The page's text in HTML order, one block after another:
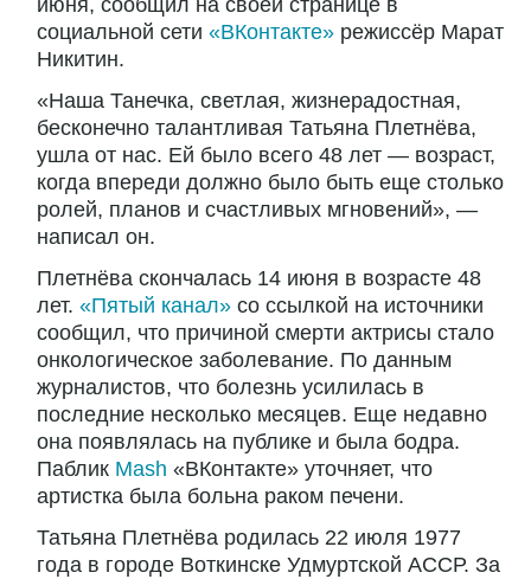
июня, сообщил на своей странице в
социальной сети «ВКонтакте» режиссёр Марат
Никитин.
«Наша Танечка, светлая, жизнерадостная,
бесконечно талантливая Татьяна Плетнёва,
ушла от нас. Ей было всего 48 лет — возраст,
когда впереди должно было быть еще столько
ролей, планов и счастливых мгновений», —
написал он.
Плетнёва скончалась 14 июня в возрасте 48
лет. «Пятый канал» со ссылкой на источники
сообщил, что причиной смерти актрисы стало
онкологическое заболевание. По данным
журналистов, что болезнь усилилась в
последние несколько месяцев. Еще недавно
она появлялась на публике и была бодра.
Паблик Mash «ВКонтакте» уточняет, что
артистка была больна раком печени.
Татьяна Плетнёва родилась 22 июля 1977
года в городе Воткинске Удмуртской АССР. За